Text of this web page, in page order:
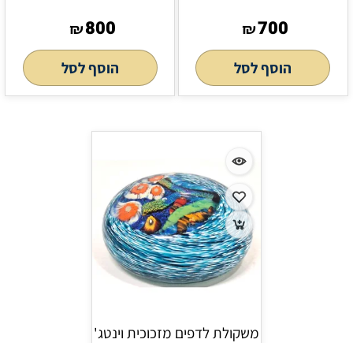
₪700
הוסף לסל
₪800
הוסף לסל
משקולת לדפים מזכוכית וינטג'